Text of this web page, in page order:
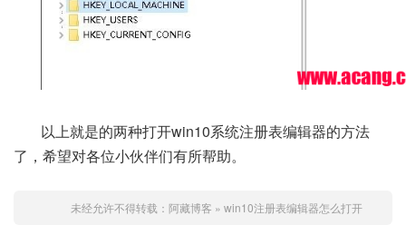
以上就是的两种打开win10系统注册表编辑器的方法
了，希望对各位小伙伴们有所帮助。
未经允许不得转载： 阿藏博客 » win10注册表编辑器怎么打开